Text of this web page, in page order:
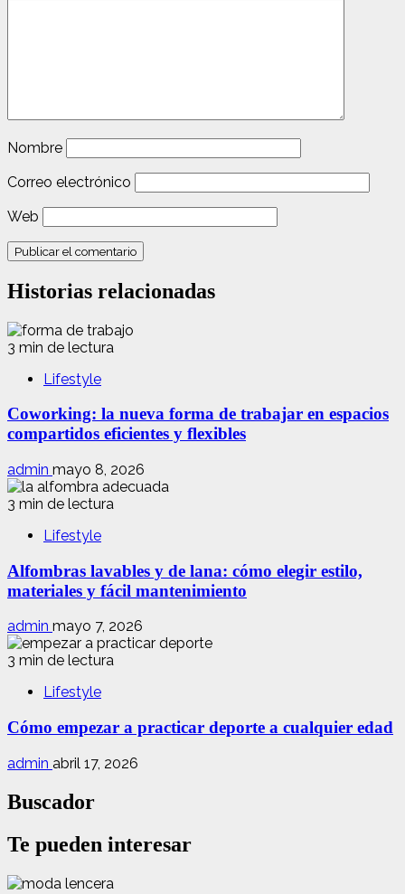
Nombre
Correo electrónico
Web
Historias relacionadas
3 min de lectura
Lifestyle
Coworking: la nueva forma de trabajar en espacios
compartidos eficientes y flexibles
admin mayo 8, 2026
3 min de lectura
Lifestyle
Alfombras lavables y de lana: cómo elegir estilo,
materiales y fácil mantenimiento
admin mayo 7, 2026
3 min de lectura
Lifestyle
Cómo empezar a practicar deporte a cualquier edad
admin abril 17, 2026
Buscador
Te pueden interesar